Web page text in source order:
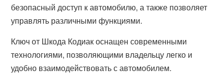
безопасный доступ к автомобилю, а также позволяет
управлять различными функциями.
Ключ от Шкода Кодиак оснащен современными
технологиями, позволяющими владельцу легко и
удобно взаимодействовать с автомобилем.